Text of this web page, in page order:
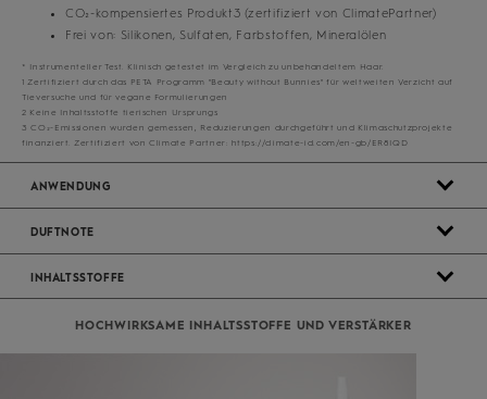
CO₂-kompensiertes Produkt3 (zertifiziert von ClimatePartner)
Frei von: Silikonen, Sulfaten, Farbstoffen, Mineralölen
* Instrumenteller Test. Klinisch getestet im Vergleich zu unbehandeltem Haar.
1 Zertifiziert durch das PETA Programm "Beauty without Bunnies" für weltweiten Verzicht auf
Tieversuche und für vegane Formulierungen
2 Keine Inhaltsstoffe tierischen Ursprungs
3 CO₂-Emissionen wurden gemessen, Reduzierungen durchgeführt und Klimaschutzprojekte
finanziert. Zertifiziert von Climate Partner: https://climate-id.com/en-gb/ER8IQD
ANWENDUNG
DUFTNOTE
INHALTSSTOFFE
HOCHWIRKSAME INHALTSSTOFFE UND VERSTÄRKER